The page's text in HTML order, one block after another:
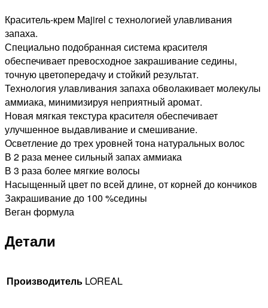
ВОЛОС
ШАТЕН
ПЕПЕЛЬНЫЙ
КРАСНОЕ
ДЕРЕВО,
60мл
Краситель-крем Majirel с технологией улавливания
запаха.
Специально подобранная система красителя
обеспечивает превосходное закрашивание седины,
точную цветопередачу и стойкий результат.
Технология улавливания запаха обволакивает молекулы
аммиака, минимизируя неприятный аромат.
Новая мягкая текстура красителя обеспечивает
улучшенное выдавливание и смешивание.
Осветление до трех уровней тона натуральных волос
В 2 раза менее сильный запах аммиака
В 3 раза более мягкие волосы
Насыщенный цвет по всей длине, от корней до кончиков
Закрашивание до 100 %седины
Веган формула
Детали
Производитель LOREAL